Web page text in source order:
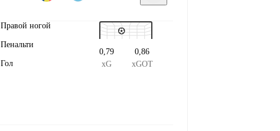
Правой ногой
Пенальти
Гол
0,79
xG
0,86
xGOT